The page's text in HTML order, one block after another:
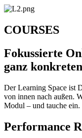
COURSES
Fokussierte
ganz
Der Learning Space ist
von innen nach außen.
Modul – und tauche ein.
Performance